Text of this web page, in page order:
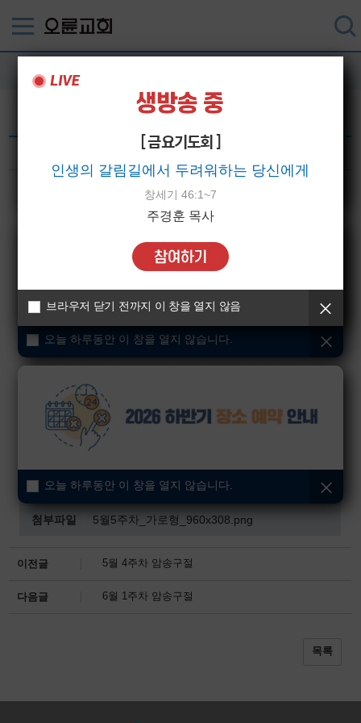
암송구절 일러스트를 다운로드 할 수 있습니다.
첨부파일 5월5주차.png
첨부파일 5월5주차_가로형_960x308.png
이전글 5월 4주차 암송구절
다음글 6월 1주차 암송구절
목록
오늘 하루동안 이 창을 열지 않습니다.
오늘 하루동안 이 창을 열지 않습니다.
오늘 하루동안 이 창을 열지 않습니다.
[ 금요기도회 ]
인생의 갈림길에서 두려워하는 당신에게
창세기 46:1~7
주경훈 목사
브라우저 닫기 전까지 이 창을 열지 않음